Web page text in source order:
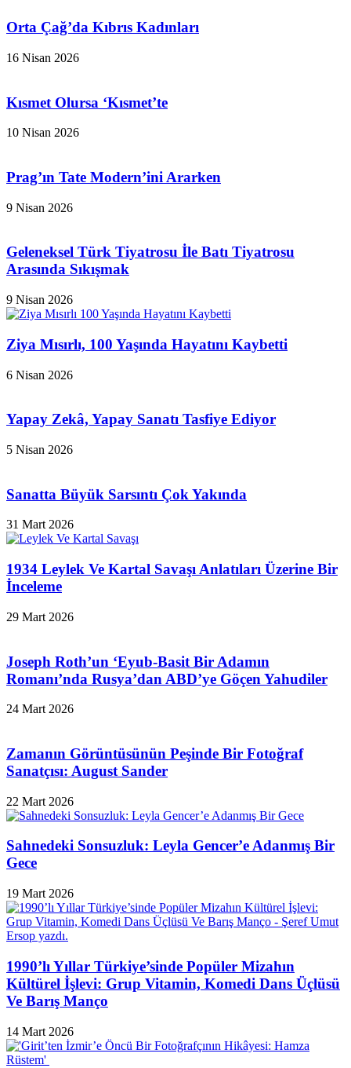
Orta Çağ’da Kıbrıs Kadınları
16 Nisan 2026
Kısmet Olursa ‘Kısmet’te
10 Nisan 2026
Prag’ın Tate Modern’ini Ararken
9 Nisan 2026
Geleneksel Türk Tiyatrosu İle Batı Tiyatrosu
Arasında Sıkışmak
9 Nisan 2026
Ziya Mısırlı, 100 Yaşında Hayatını Kaybetti
6 Nisan 2026
Yapay Zekâ, Yapay Sanatı Tasfiye Ediyor
5 Nisan 2026
Sanatta Büyük Sarsıntı Çok Yakında
31 Mart 2026
1934 Leylek Ve Kartal Savaşı Anlatıları Üzerine Bir
İnceleme
29 Mart 2026
Joseph Roth’un ‘Eyub-Basit Bir Adamın
Romanı’nda Rusya’dan ABD’ye Göçen Yahudiler
24 Mart 2026
Zamanın Görüntüsünün Peşinde Bir Fotoğraf
Sanatçısı: August Sander
22 Mart 2026
Sahnedeki Sonsuzluk: Leyla Gencer’e Adanmış Bir
Gece
19 Mart 2026
1990’lı Yıllar Türkiye’sinde Popüler Mizahın
Kültürel İşlevi: Grup Vitamin, Komedi Dans Üçlüsü
Ve Barış Manço
14 Mart 2026